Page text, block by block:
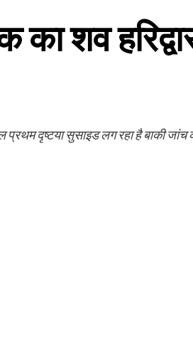
का शव
दृष्टया सुसाइड लग रहा है बाकी जांच